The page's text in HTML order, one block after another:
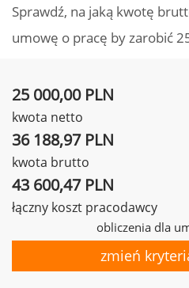
Sprawdź, na jaką kwotę
umowę o pracę by zarobić
25 000,00 PLN
kwota netto
36 188,97 PLN
kwota brutto
43 600,47 PLN
łączny koszt pracodawcy
obliczenia dla
zmień